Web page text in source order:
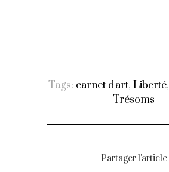
Tags: carnet d'art, Liberté,
Trésoms
Partager l'article